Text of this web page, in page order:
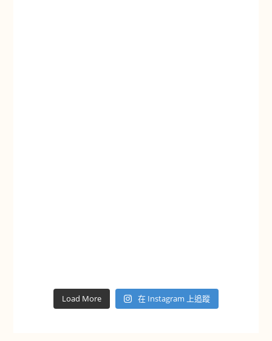
Load More 在 Instagram 上追蹤